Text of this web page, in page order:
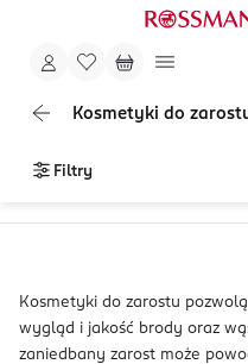
Kosmetyki do
Filtry
Kosmetyki do zarostu
wygląd i jakość brody oraz
zaniedbany zarost może